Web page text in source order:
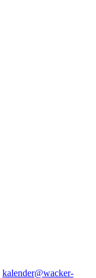
kalender@wacker-